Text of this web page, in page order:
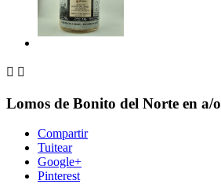
 
Lomos de Bonito del Norte en a/o
Compartir
Tuitear
Google+
Pinterest